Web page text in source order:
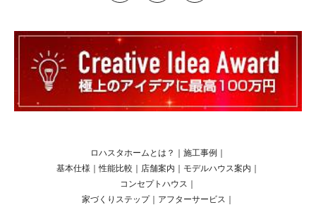
ロハスタホームとは？ 施工事例
基本仕様 ｜性能比較 店舗案内 モデルハウス案内
コンセプトハウス
家づくりステップ
アフターサービス